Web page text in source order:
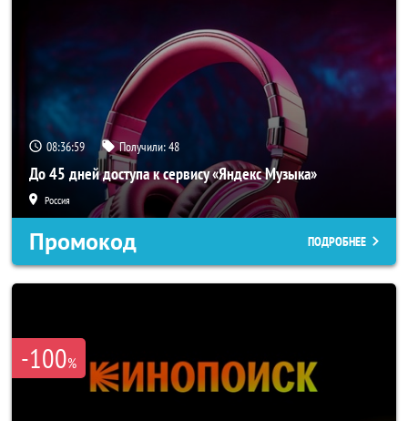
08:36:57 Получили:48
До 45 дней доступа к сервису «Яндекс Музыка»
Россия
Промокод ПОДРОБНЕЕ
-100%